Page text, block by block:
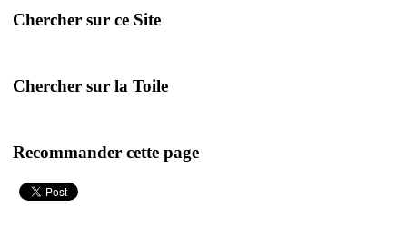
Chercher sur ce Site
Chercher sur la Toile
Recommander cette page